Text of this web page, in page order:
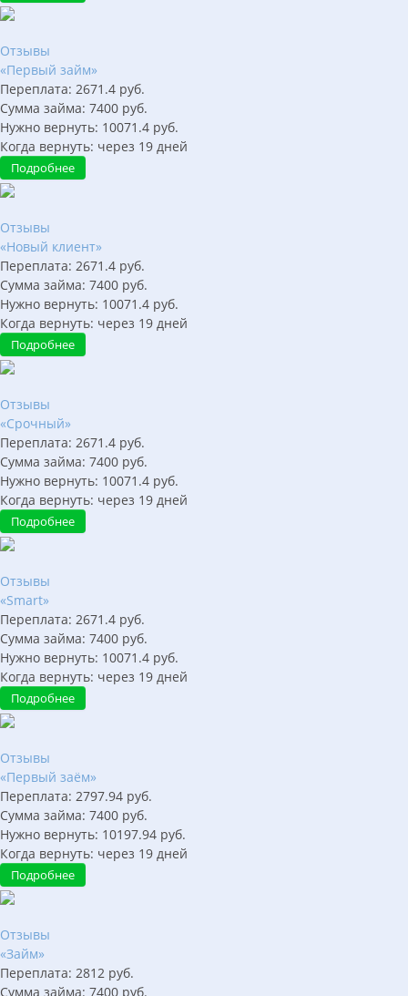
Отзывы
«Первый займ»
Переплата: 2671.4 руб.
Сумма займа: 7400 руб.
Нужно вернуть: 10071.4 руб.
Когда вернуть: через 19 дней
Подробнее
Отзывы
«Новый клиент»
Переплата: 2671.4 руб.
Сумма займа: 7400 руб.
Нужно вернуть: 10071.4 руб.
Когда вернуть: через 19 дней
Подробнее
Отзывы
«Срочный»
Переплата: 2671.4 руб.
Сумма займа: 7400 руб.
Нужно вернуть: 10071.4 руб.
Когда вернуть: через 19 дней
Подробнее
Отзывы
«Smart»
Переплата: 2671.4 руб.
Сумма займа: 7400 руб.
Нужно вернуть: 10071.4 руб.
Когда вернуть: через 19 дней
Подробнее
Отзывы
«Первый заём»
Переплата: 2797.94 руб.
Сумма займа: 7400 руб.
Нужно вернуть: 10197.94 руб.
Когда вернуть: через 19 дней
Подробнее
Отзывы
«Займ»
Переплата: 2812 руб.
Сумма займа: 7400 руб.